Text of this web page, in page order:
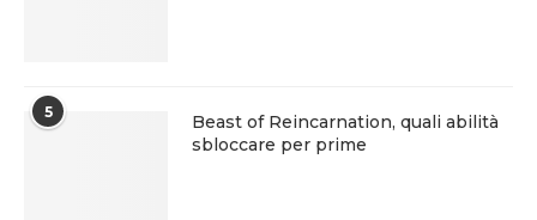
5
Beast of Reincarnation, quali abilità
sbloccare per prime